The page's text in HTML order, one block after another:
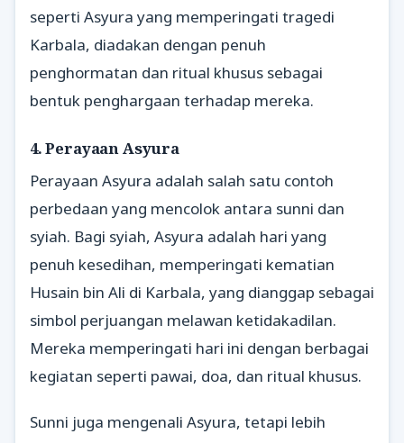
seperti Asyura yang memperingati tragedi
Karbala, diadakan dengan penuh
penghormatan dan ritual khusus sebagai
bentuk penghargaan terhadap mereka.
4. Perayaan Asyura
Perayaan Asyura adalah salah satu contoh
perbedaan yang mencolok antara sunni dan
syiah. Bagi syiah, Asyura adalah hari yang
penuh kesedihan, memperingati kematian
Husain bin Ali di Karbala, yang dianggap sebagai
simbol perjuangan melawan ketidakadilan.
Mereka memperingati hari ini dengan berbagai
kegiatan seperti pawai, doa, dan ritual khusus.
Sunni juga mengenali Asyura, tetapi lebih